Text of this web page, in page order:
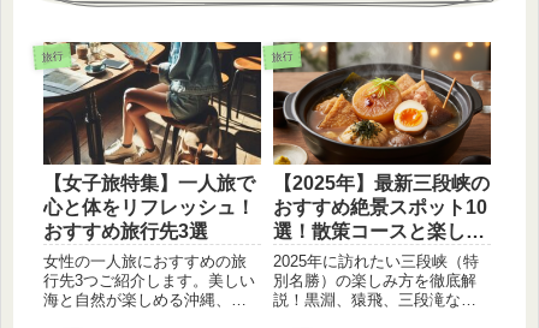
旅行
【女子旅特集】一人旅で
心と体をリフレッシュ！
おすすめ旅行先3選
女性の一人旅におすすめの旅
行先3つご紹介します。美しい
海と自然が楽しめる沖縄、歴
旅行
【2025年】最新三段峡の
おすすめ絶景スポット10
選！散策コースと楽しみ
方ガイド
2025年に訪れたい三段峡（特
別名勝）の楽しみ方を徹底解
説！黒淵、猿飛、三段滝な